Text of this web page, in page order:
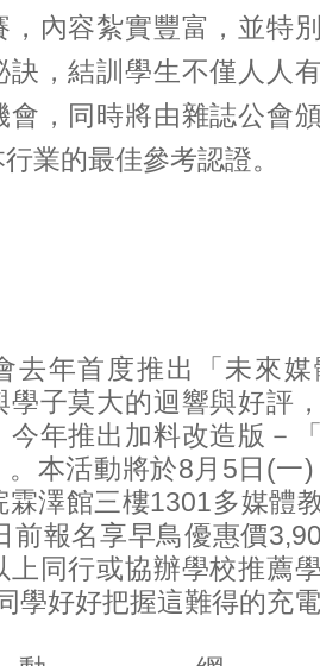
，內容紮實豐富，並特
訣，結訓學生不僅人人
會，同時將由雜誌公會
業的最佳參考認證。
去年首度推出「未來
學子莫大的迴響與好評
今年推出加料改造版－
。本活動將於8月5日(一
霖澤館三樓1301多媒體
前報名享早鳥優惠價
上同行或協辦學校推薦
學好好把握這難得的充